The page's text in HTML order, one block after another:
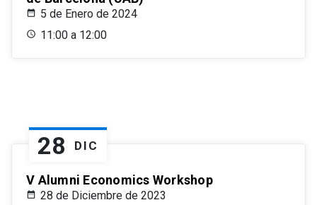
5 de Enero de 2024
11:00 a 12:00
28 DIC
V Alumni Economics Workshop
28 de Diciembre de 2023